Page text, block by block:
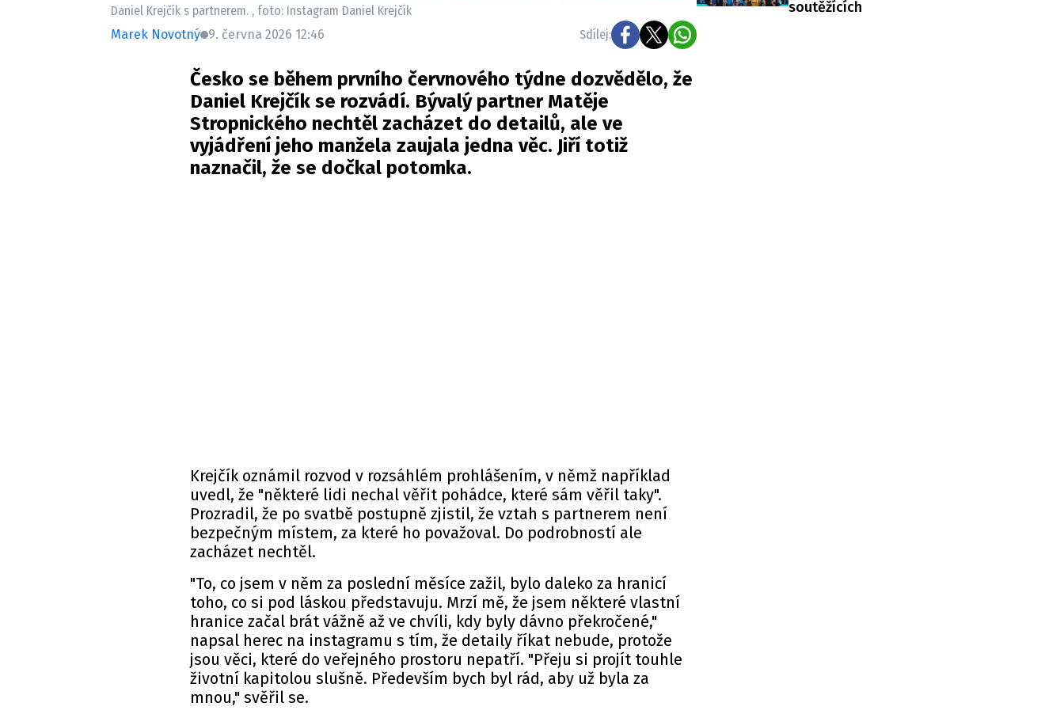
Daniel Krejčík s partnerem. , foto: Instagram Daniel Krejčík
Marek Novotný 9. června 2026 12:46 Sdílej:
Česko se během prvního červnového týdne dozvědělo, že
Daniel Krejčík se rozvádí. Bývalý partner Matěje
Stropnického nechtěl zacházet do detailů, ale ve
vyjádření jeho manžela zaujala jedna věc. Jiří totiž
naznačil, že se dočkal potomka.
Krejčík oznámil rozvod v rozsáhlém prohlášením, v němž například
uvedl, že "některé lidi nechal věřit pohádce, které sám věřil taky".
Prozradil, že po svatbě postupně zjistil, že vztah s partnerem není
bezpečným místem, za které ho považoval. Do podrobností ale
zacházet nechtěl.
"To, co jsem v něm za poslední měsíce zažil, bylo daleko za hranicí
toho, co si pod láskou představuju. Mrzí mě, že jsem některé vlastní
hranice začal brát vážně až ve chvíli, kdy byly dávno překročené,"
napsal herec na instagramu s tím, že detaily říkat nebude, protože
jsou věci, které do veřejného prostoru nepatří. "Přeju si projít touhle
životní kapitolou slušně. Především bych byl rád, aby už byla za
mnou," svěřil se.
soutěžících